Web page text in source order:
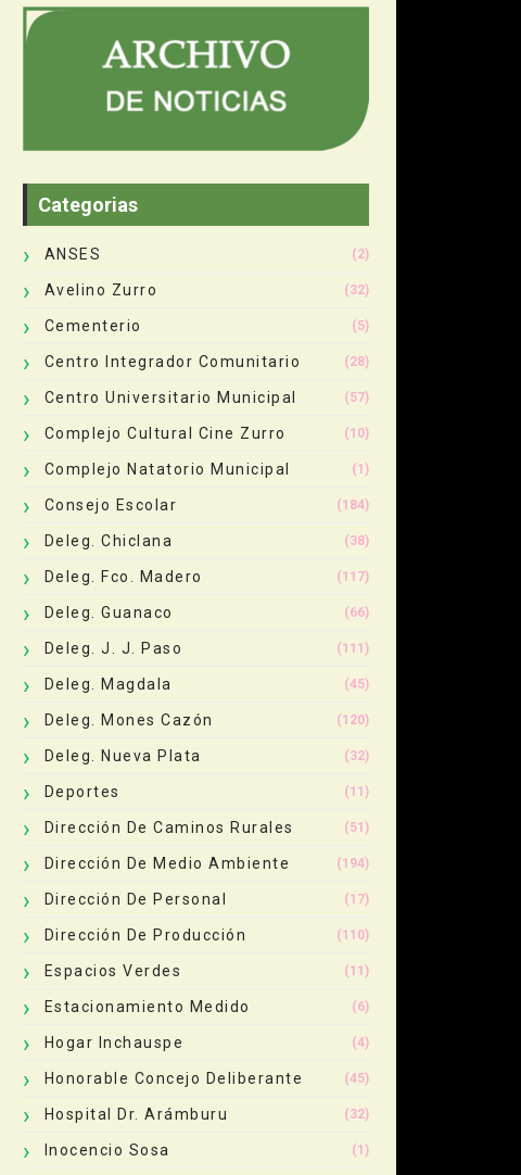
Categorias
ANSES (2)
Avelino Zurro (32)
Cementerio (5)
Centro Integrador Comunitario (28)
Centro Universitario Municipal (57)
Complejo Cultural Cine Zurro (10)
Complejo Natatorio Municipal (1)
Consejo Escolar (184)
Deleg. Chiclana (38)
Deleg. Fco. Madero (117)
Deleg. Guanaco (66)
Deleg. J. J. Paso (111)
Deleg. Magdala (45)
Deleg. Mones Cazón (120)
Deleg. Nueva Plata (32)
Deportes (11)
Dirección De Caminos Rurales (51)
Dirección De Medio Ambiente (194)
Dirección De Personal (17)
Dirección De Producción (110)
Espacios Verdes (11)
Estacionamiento Medido (6)
Hogar Inchauspe (4)
Honorable Concejo Deliberante (45)
Hospital Dr. Arámburu (32)
Inocencio Sosa (1)